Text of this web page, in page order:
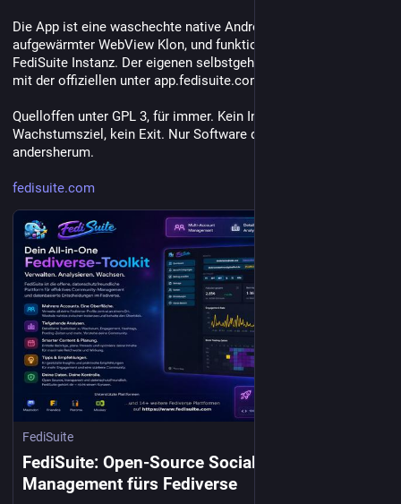
Die App ist eine waschechte native Android App, kein
aufgewärmter WebView Klon, und funktioniert mit jeder
FediSuite Instanz. Der eigenen selbstgehosteten genauso wie
mit der offiziellen unter app.fedisuite.com.
Quelloffen unter GPL 3, für immer. Kein Investor, kein
Wachstumsziel, kein Exit. Nur Software die dir gehört und nicht
andersherum.
fedisuite.com
FediSuite
FediSuite: Open-Source Social-Media-
Management fürs Fediverse